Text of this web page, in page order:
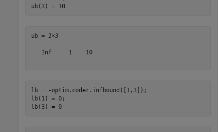
ub(3) = 10
ub = 1×3
   Inf     1    10
lb = -optim.coder.infbound([1,3]);
lb(1) = 0;
lb(3) = 0